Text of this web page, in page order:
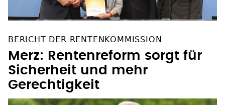
BERICHT DER RENTENKOMMISSION
Merz: Rentenreform sorgt für
Sicherheit und mehr
Gerechtigkeit